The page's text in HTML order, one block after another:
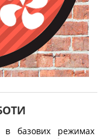
в базових режимах